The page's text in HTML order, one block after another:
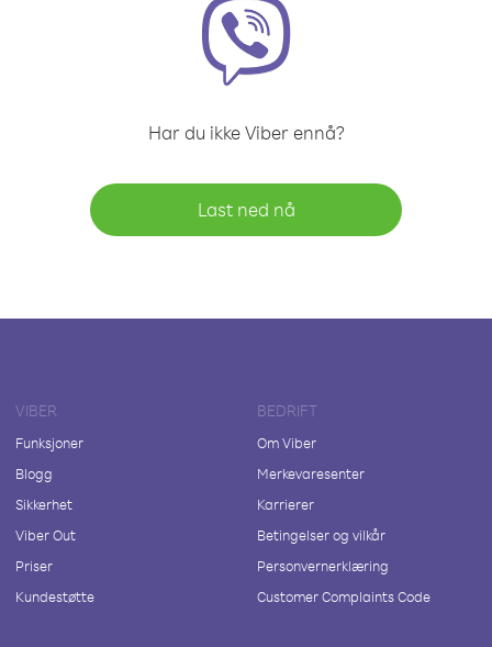
Har du ikke Viber ennå?
Last ned nå
VIBER
Funksjoner
Blogg
Sikkerhet
Viber Out
Priser
Kundestøtte
BEDRIFT
Om Viber
Merkevaresenter
Karrierer
Betingelser og vilkår
Personvernerklæring
Customer Complaints Code